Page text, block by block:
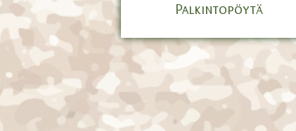
Palkintopöytä